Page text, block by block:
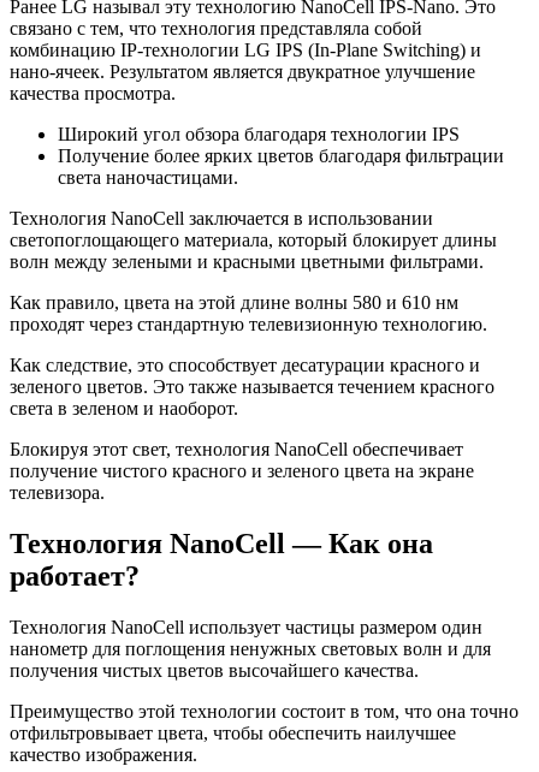
Ранее LG называл эту технологию NanoCell IPS-Nano. Это
связано с тем, что технология представляла собой
комбинацию IP-технологии LG IPS (In-Plane Switching) и
нано-ячеек. Результатом является двукратное улучшение
качества просмотра.
Широкий угол обзора благодаря технологии IPS
Получение более ярких цветов благодаря фильтрации
света наночастицами.
Технология NanoCell заключается в использовании
светопоглощающего материала, который блокирует длины
волн между зелеными и красными цветными фильтрами.
Как правило, цвета на этой длине волны 580 и 610 нм
проходят через стандартную телевизионную технологию.
Как следствие, это способствует десатурации красного и
зеленого цветов. Это также называется течением красного
света в зеленом и наоборот.
Блокируя этот свет, технология NanoCell обеспечивает
получение чистого красного и зеленого цвета на экране
телевизора.
Технология NanoCell — Как она
работает?
Технология NanoCell использует частицы размером один
нанометр для поглощения ненужных световых волн и для
получения чистых цветов высочайшего качества.
Преимущество этой технологии состоит в том, что она точно
отфильтровывает цвета, чтобы обеспечить наилучшее
качество изображения.